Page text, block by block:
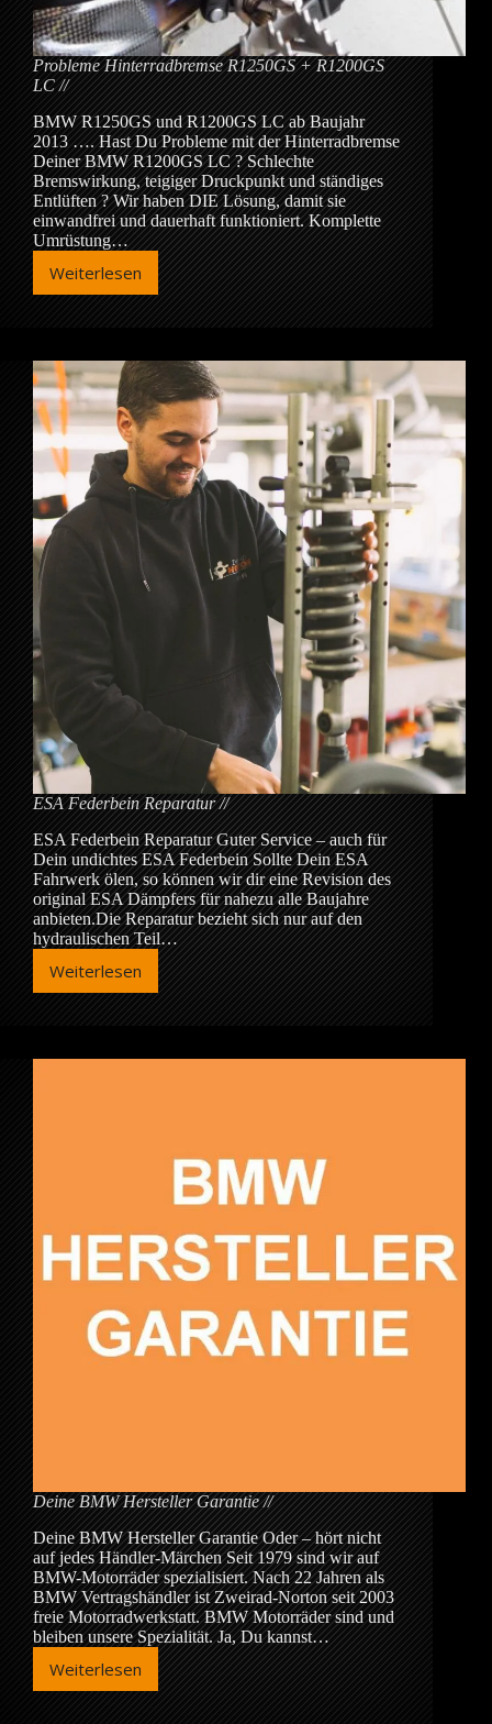
Probleme Hinterradbremse R1250GS + R1200GS
LC
BMW R1250GS und R1200GS LC ab Baujahr
2013 …. Hast Du Probleme mit der Hinterradbremse
Deiner BMW R1200GS LC ? Schlechte
Bremswirkung, teigiger Druckpunkt und ständiges
Entlüften ? Wir haben DIE Lösung, damit sie
einwandfrei und dauerhaft funktioniert. Komplette
Umrüstung…
Weiterlesen
Probleme
Hinterradbremse
R1250GS
R1200GS
LC
ESA Federbein Reparatur
ESA Federbein Reparatur Guter Service – auch für
Dein undichtes ESA Federbein Sollte Dein ESA
Fahrwerk ölen, so können wir dir eine Revision des
original ESA Dämpfers für nahezu alle Baujahre
anbieten.Die Reparatur bezieht sich nur auf den
hydraulischen Teil…
Weiterlesen
ESA
Federbein
Reparatur
Deine BMW Hersteller Garantie
Deine BMW Hersteller Garantie Oder – hört nicht
auf jedes Händler-Märchen Seit 1979 sind wir auf
BMW-Motorräder spezialisiert. Nach 22 Jahren als
BMW Vertragshändler ist Zweirad-Norton seit 2003
freie Motorradwerkstatt. BMW Motorräder sind und
bleiben unsere Spezialität. Ja, Du kannst…
Weiterlesen
Deine